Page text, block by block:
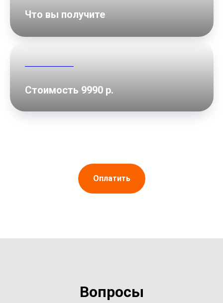
Что вы получите
Стоимость 9990 р.
Оплатить
Вопросы